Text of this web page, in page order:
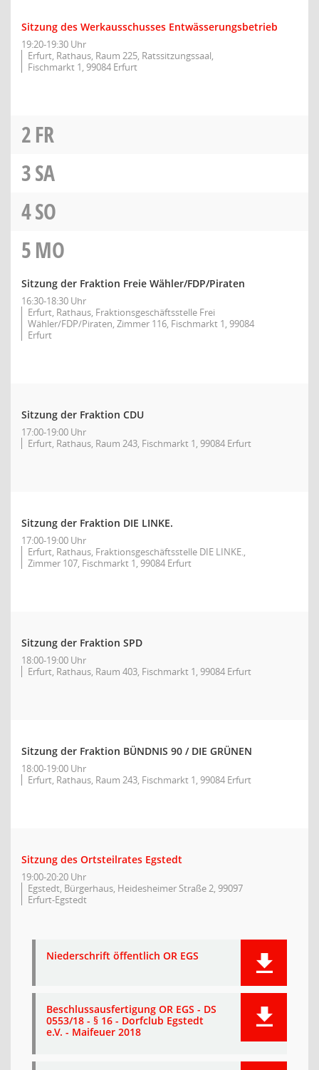
Sitzung des Werkausschusses Entwässerungsbetrieb
19:20-19:30 Uhr
Erfurt, Rathaus, Raum 225, Ratssitzungssaal,
Fischmarkt 1, 99084 Erfurt
2FR
3SA
4SO
5MO
Sitzung der Fraktion Freie Wähler/FDP/Piraten
16:30-18:30 Uhr
Erfurt, Rathaus, Fraktionsgeschäftsstelle Frei
Wähler/FDP/Piraten, Zimmer 116, Fischmarkt 1, 99084
Erfurt
Sitzung der Fraktion CDU
17:00-19:00 Uhr
Erfurt, Rathaus, Raum 243, Fischmarkt 1, 99084 Erfurt
Sitzung der Fraktion DIE LINKE.
17:00-19:00 Uhr
Erfurt, Rathaus, Fraktionsgeschäftsstelle DIE LINKE.,
Zimmer 107, Fischmarkt 1, 99084 Erfurt
Sitzung der Fraktion SPD
18:00-19:00 Uhr
Erfurt, Rathaus, Raum 403, Fischmarkt 1, 99084 Erfurt
Sitzung der Fraktion BÜNDNIS 90 / DIE GRÜNEN
18:00-19:00 Uhr
Erfurt, Rathaus, Raum 243, Fischmarkt 1, 99084 Erfurt
Sitzung des Ortsteilrates Egstedt
19:00-20:20 Uhr
Egstedt, Bürgerhaus, Heidesheimer Straße 2, 99097
Erfurt-Egstedt
Niederschrift öffentlich OR EGS
Beschlussausfertigung OR EGS - DS
0553/18 - § 16 - Dorfclub Egstedt
e.V. - Maifeuer 2018